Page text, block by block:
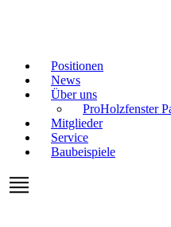
Positionen
News
Über uns
ProHolzfenster
Mitglieder
Service
Baubeispiele